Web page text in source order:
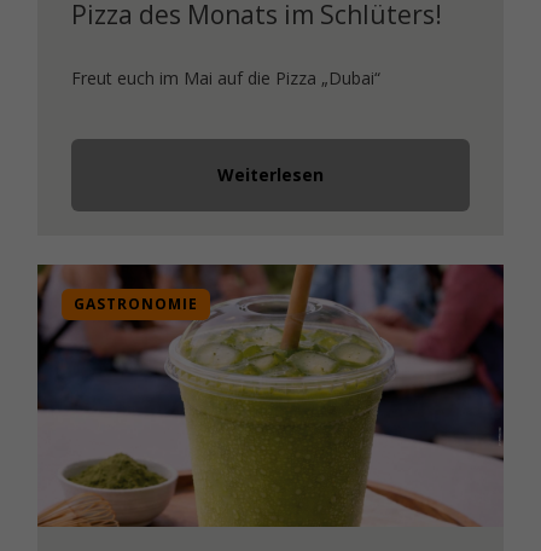
Pizza des Monats im Schlüters!
Freut euch im Mai auf die Pizza „Dubai“
Weiterlesen
GASTRONOMIE